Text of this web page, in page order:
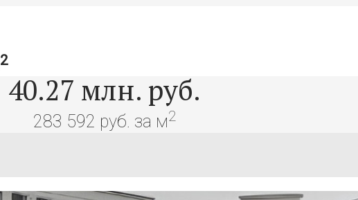
2
40.27 млн. руб.
283 592 руб. за м2